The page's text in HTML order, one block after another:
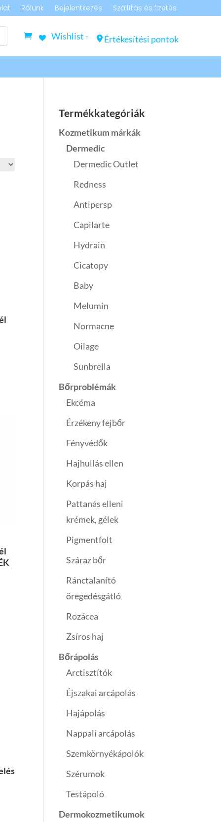
Rólunk Bejelentkezés Szállítás és fizetés
Wishlist - Értékesítési pontok
Termékkategóriák
Kozmetikum márkák
Dermedic
Dermedic Outlet
Redness
Antipersp
Capilarte
Hydrain
Cicatopy
Baby
Melumin
Normacne
Oilage
Sunbrella
Bőrproblémák
Ekcéma
Érzékeny fejbőr
Fényvédők
Hajhullás ellen
Korpás haj
Pattanás elleni
krémek, gélek
Pigmentfolt
Száraz bőr
Ránctalanító
öregedésgátló
Rozácea
Zsíros haj
Bőrápolás
Arctisztítók
Éjszakai arcápolás
Hajápolás
Nappali arcápolás
Szemkörnyékápolók
Szérumok
Testápoló
Dermokozmetikumok